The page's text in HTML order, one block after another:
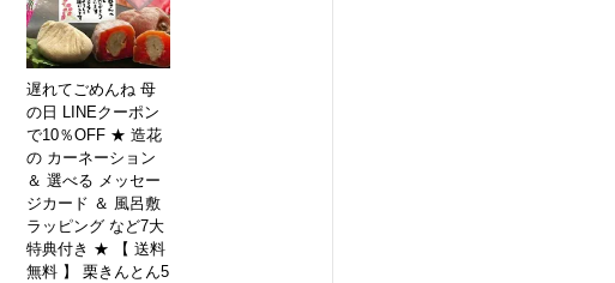
遅れてごめんね 母
の日 LINEクーポン
で10％OFF ★ 造花
の カーネーション
＆ 選べる メッセー
ジカード ＆ 風呂敷
ラッピング など7大
特典付き ★ 【 送料
無料 】 栗きんとん5